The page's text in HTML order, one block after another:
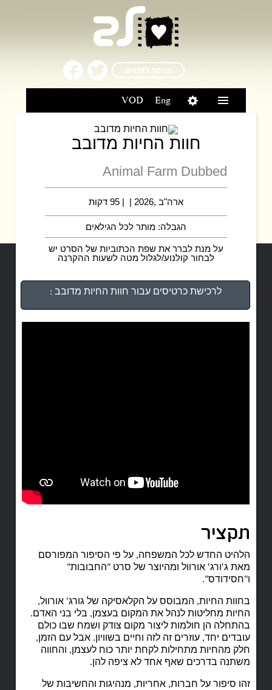
כניסה למנויים
Eng
VOD
חוות החיות מדובב
Animal Farm Dubbed
ארה"ב ,2026 | | 95 דקות
הגבלה: מותר לכל הגילאים
על מנת לברר את שפת הכתוביות של הסרט יש
לבחור קולנוע/לגלול מטה לשעות ההקרנה
לרכישת כרטיסים עבור חוות החיות מדובב :
תקציר
הלהיט החדש לכל המשפחה, על פי הסיפור המפורסם
מאת ג'ורג' אורוול ומהיוצר של סרט "החבובות"
ו"חסידודס".
בחוות החיות, המבוסס על הקלאסיקה של גורג' אורוול,
החיות מחליטות לנהל את המקום בעצמן, בלי בני האדם.
בהתחלה הן חולמות ליצור מקום צודק ושמח שבו כולם
עובדים יחד, עוזרים זה לזה וחיים בשוויון. אבל עם הזמן,
חלק מהחיות מתחילות לקחת יותר כוח לעצמן, והחווה
משתנה בדרכים שאף אחד לא ציפה להן.
זהו סיפור על חברות, אחריות, מנהיגות והחשיבות של